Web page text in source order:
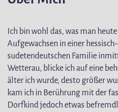
Ich bin wohl das, was man
Aufgewachsen in einer
sudetendeutschen Familie
Wetterau, blicke ich auf eine
älter ich wurde, desto größer
kam ich in Berührung mit der
Dorfkind jedoch etwas